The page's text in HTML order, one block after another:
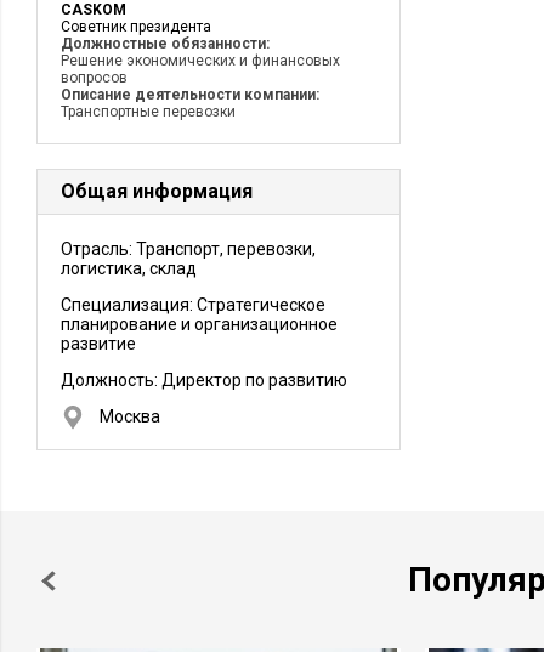
CASKOM
Советник президента
Должностные обязанности:
Решение экономических и финансовых
вопросов
Описание деятельности компании:
Транспортные перевозки
Общая информация
Отрасль: Транспорт, перевозки,
логистика, склад
Специализация: Стратегическое
планирование и организационное
развитие
Должность: Директор по развитию
Москва